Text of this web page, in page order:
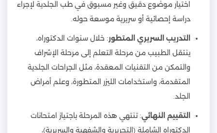
اختيار موضوع دقيق وغير مسبوق في طب الجلدية لإجراء
دراسة إحصائية أو سريرية موسعة حوله.
التدريب السريري المتطور: خلال سنوات الدكتوراه،
ينتقل الطبيب من مرحلة التعلم إلى مرحلة الإشراف
والتمكن من التقنيات المعقدة، مثل الجراحات الجلدية
المتقدمة، واستخدامات الليزر المتطورة، وعلم أمراض
الجلد.
التقييم النهائي: تنتهي هذه المرحلة باجتياز امتحانات
الدكتوراه الشاملة (التحريرية والشفهية والسريرية)،